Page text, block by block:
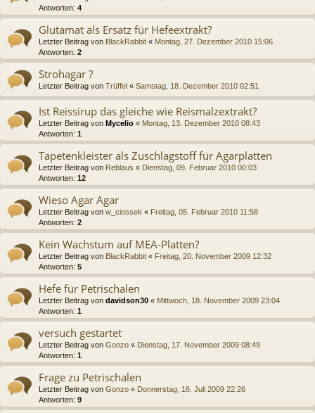
Antworten: 4
Glutamat als Ersatz für Hefeextrakt?
Letzter Beitrag von BlackRabbit « Montag, 27. Dezember 2010 15:06
Antworten: 2
Strohagar ?
Letzter Beitrag von Trüffel « Samstag, 18. Dezember 2010 02:51
Ist Reissirup das gleiche wie Reismalzextrakt?
Letzter Beitrag von Mycelio « Montag, 13. Dezember 2010 08:43
Antworten: 1
Tapetenkleister als Zuschlagstoff für Agarplatten
Letzter Beitrag von Reblaus « Dienstag, 09. Februar 2010 00:03
Antworten: 12
Wieso Agar Agar
Letzter Beitrag von w_ciossek « Freitag, 05. Februar 2010 11:58
Antworten: 2
Kein Wachstum auf MEA-Platten?
Letzter Beitrag von BlackRabbit « Freitag, 20. November 2009 12:32
Antworten: 5
Hefe für Petrischalen
Letzter Beitrag von davidson30 « Mittwoch, 18. November 2009 23:04
Antworten: 1
versuch gestartet
Letzter Beitrag von Gonzo « Dienstag, 17. November 2009 08:49
Antworten: 1
Frage zu Petrischalen
Letzter Beitrag von Gonzo « Donnerstag, 16. Juli 2009 22:26
Antworten: 9